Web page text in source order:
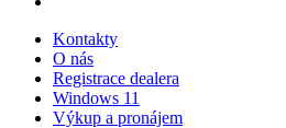
Kontakty
O nás
Registrace dealera
Windows 11
Výkup a pronájem